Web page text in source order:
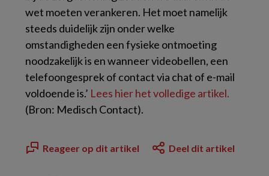
wet moeten verankeren. Het moet namelijk
steeds duidelijk zijn onder welke
omstandigheden een fysieke ontmoeting
noodzakelijk is en wanneer videobellen, een
telefoongesprek of contact via chat of e-mail
voldoende is.’ Lees hier het volledige artikel.
(Bron: Medisch Contact).
Reageer op dit artikel Deel dit artikel